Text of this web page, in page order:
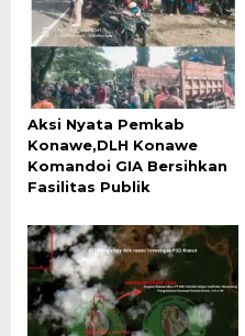
Aksi Nyata Pemkab
Konawe,DLH Konawe
Komandoi GIA Bersihkan
Fasilitas Publik